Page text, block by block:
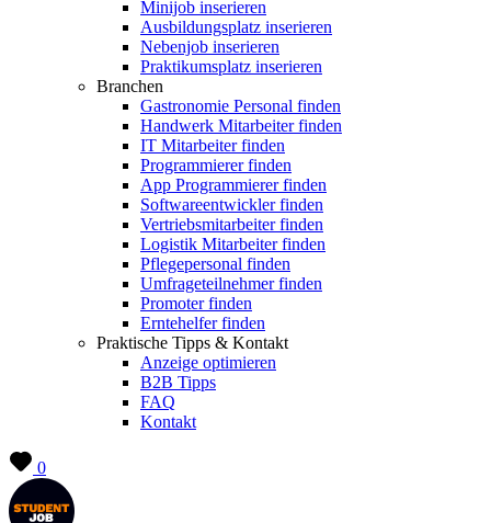
Minijob inserieren
Ausbildungsplatz inserieren
Nebenjob inserieren
Praktikumsplatz inserieren
Branchen
Gastronomie Personal finden
Handwerk Mitarbeiter finden
IT Mitarbeiter finden
Programmierer finden
App Programmierer finden
Softwareentwickler finden
Vertriebsmitarbeiter finden
Logistik Mitarbeiter finden
Pflegepersonal finden
Umfrageteilnehmer finden
Promoter finden
Erntehelfer finden
Praktische Tipps & Kontakt
Anzeige optimieren
B2B Tipps
FAQ
Kontakt
0